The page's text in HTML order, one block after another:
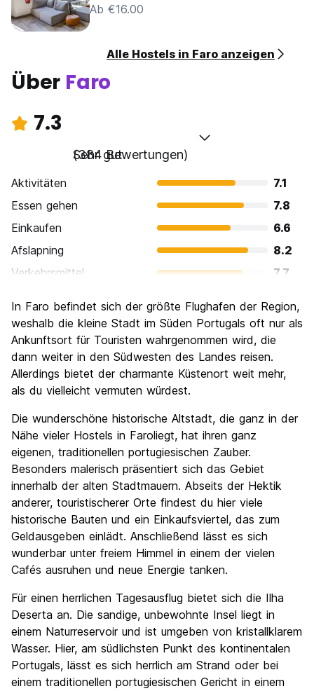
Ab €16.00
Alle Hostels in Faro anzeigen
Über Faro
7.3
Sehr gut
(384 Bewertungen)
Aktivitäten
7.1
Essen gehen
7.8
Einkaufen
6.6
Afslapning
8.2
Verkehrsmittel
7.7
Kultur
7.3
Nachtleben / Party
6.3
Preis-Leistungsverhältnis
In Faro befindet sich der größte Flughafen der Region,
weshalb die kleine Stadt im Süden Portugals oft nur als
Ankunftsort für Touristen wahrgenommen wird, die
dann weiter in den Südwesten des Landes reisen.
Allerdings bietet der charmante Küstenort weit mehr,
als du vielleicht vermuten würdest.
Die wunderschöne historische Altstadt, die ganz in der
Nähe vieler Hostels in Faroliegt, hat ihren ganz
eigenen, traditionellen portugiesischen Zauber.
Besonders malerisch präsentiert sich das Gebiet
innerhalb der alten Stadtmauern. Abseits der Hektik
anderer, touristischerer Orte findest du hier viele
historische Bauten und ein Einkaufsviertel, das zum
Geldausgeben einlädt. Anschließend lässt es sich
wunderbar unter freiem Himmel in einem der vielen
Cafés ausruhen und neue Energie tanken.
Für einen herrlichen Tagesausflug bietet sich die Ilha
Deserta an. Die sandige, unbewohnte Insel liegt in
einem Naturreservoir und ist umgeben von kristallklarem
Wasser. Hier, am südlichsten Punkt des kontinentalen
Portugals, lässt es sich herrlich am Strand oder bei
einem traditionellen portugiesischen Gericht in einem